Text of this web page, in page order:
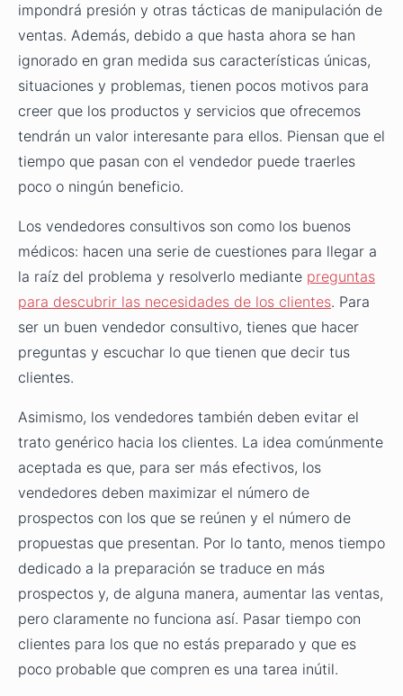
impondrá presión y otras tácticas de manipulación de
ventas. Además, debido a que hasta ahora se han
ignorado en gran medida sus características únicas,
situaciones y problemas, tienen pocos motivos para
creer que los productos y servicios que ofrecemos
tendrán un valor interesante para ellos. Piensan que el
tiempo que pasan con el vendedor puede traerles
poco o ningún beneficio.
Los vendedores consultivos son como los buenos
médicos: hacen una serie de cuestiones para llegar a
la raíz del problema y resolverlo mediante preguntas
para descubrir las necesidades de los clientes. Para
ser un buen vendedor consultivo, tienes que hacer
preguntas y escuchar lo que tienen que decir tus
clientes.
Asimismo, los vendedores también deben evitar el
trato genérico hacia los clientes. La idea comúnmente
aceptada es que, para ser más efectivos, los
vendedores deben maximizar el número de
prospectos con los que se reúnen y el número de
propuestas que presentan. Por lo tanto, menos tiempo
dedicado a la preparación se traduce en más
prospectos y, de alguna manera, aumentar las ventas,
pero claramente no funciona así. Pasar tiempo con
clientes para los que no estás preparado y que es
poco probable que compren es una tarea inútil.